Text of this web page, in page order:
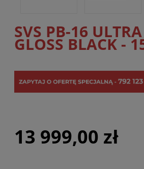
SVS PB-16
GLOSS BLACK -
13 999,00 zł